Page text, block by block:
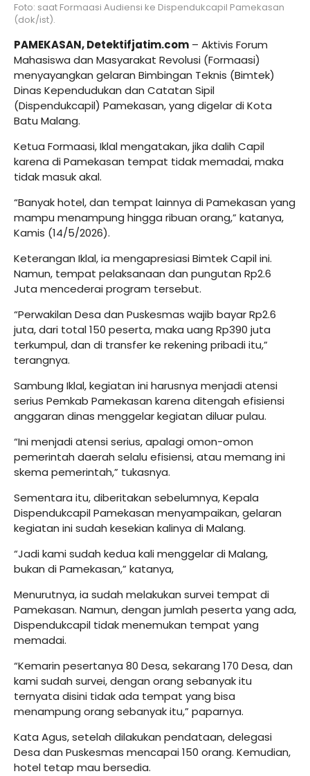
Foto: saat Formaasi Audiensi ke Dispendukcapil Pamekasan
(dok/ist).
PAMEKASAN, Detektifjatim.com – Aktivis Forum
Mahasiswa dan Masyarakat Revolusi (Formaasi)
menyayangkan gelaran Bimbingan Teknis (Bimtek)
Dinas Kependudukan dan Catatan Sipil
(Dispendukcapil) Pamekasan, yang digelar di Kota
Batu Malang.
Ketua Formaasi, Iklal mengatakan, jika dalih Capil
karena di Pamekasan tempat tidak memadai, maka
tidak masuk akal.
“Banyak hotel, dan tempat lainnya di Pamekasan yang
mampu menampung hingga ribuan orang,” katanya,
Kamis (14/5/2026).
Keterangan Iklal, ia mengapresiasi Bimtek Capil ini.
Namun, tempat pelaksanaan dan pungutan Rp2.6
Juta mencederai program tersebut.
“Perwakilan Desa dan Puskesmas wajib bayar Rp2.6
juta, dari total 150 peserta, maka uang Rp390 juta
terkumpul, dan di transfer ke rekening pribadi itu,”
terangnya.
Sambung Iklal, kegiatan ini harusnya menjadi atensi
serius Pemkab Pamekasan karena ditengah efisiensi
anggaran dinas menggelar kegiatan diluar pulau.
“Ini menjadi atensi serius, apalagi omon-omon
pemerintah daerah selalu efisiensi, atau memang ini
skema pemerintah,” tukasnya.
Sementara itu, diberitakan sebelumnya, Kepala
Dispendukcapil Pamekasan menyampaikan, gelaran
kegiatan ini sudah kesekian kalinya di Malang.
“Jadi kami sudah kedua kali menggelar di Malang,
bukan di Pamekasan,” katanya,
Menurutnya, ia sudah melakukan survei tempat di
Pamekasan. Namun, dengan jumlah peserta yang ada,
Dispendukcapil tidak menemukan tempat yang
memadai.
“Kemarin pesertanya 80 Desa, sekarang 170 Desa, dan
kami sudah survei, dengan orang sebanyak itu
ternyata disini tidak ada tempat yang bisa
menampung orang sebanyak itu,” paparnya.
Kata Agus, setelah dilakukan pendataan, delegasi
Desa dan Puskesmas mencapai 150 orang. Kemudian,
hotel tetap mau bersedia.